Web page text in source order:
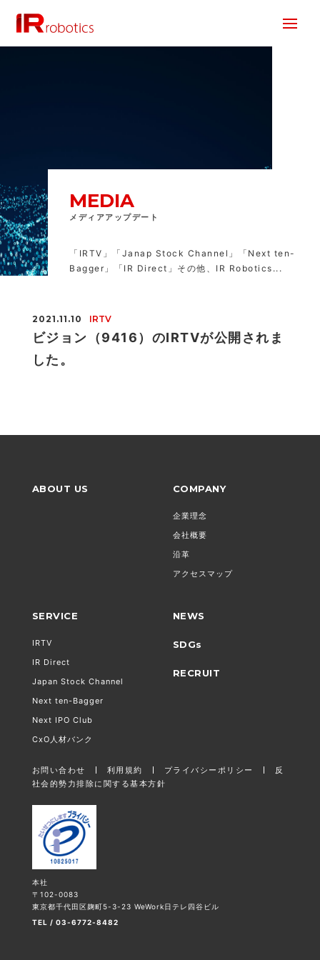
MEDIA
メディアアップデート
「IRTV」「Janap Stock Channel」「Next ten-
Bagger」「IR Direct」その他、IR Robotics...
2021.11.10 IRTV
ビジョン（9416）のIRTVが公開されま
した。
ABOUT US COMPANY
企業理念
会社概要
沿革
アクセスマップ
SERVICE
IRTV
IR Direct
Japan Stock Channel
Next ten-Bagger
Next IPO Club
CxO人材バンク
NEWS
SDGs
RECRUIT
お問い合わせ 利用規約 プライバシーポリシー
反
社会的勢力排除に関する基本方針
本社
〒102-0083
東京都千代田区麹町5-3-23 WeWork日テレ四谷ビル
TEL / 03-6772-8482